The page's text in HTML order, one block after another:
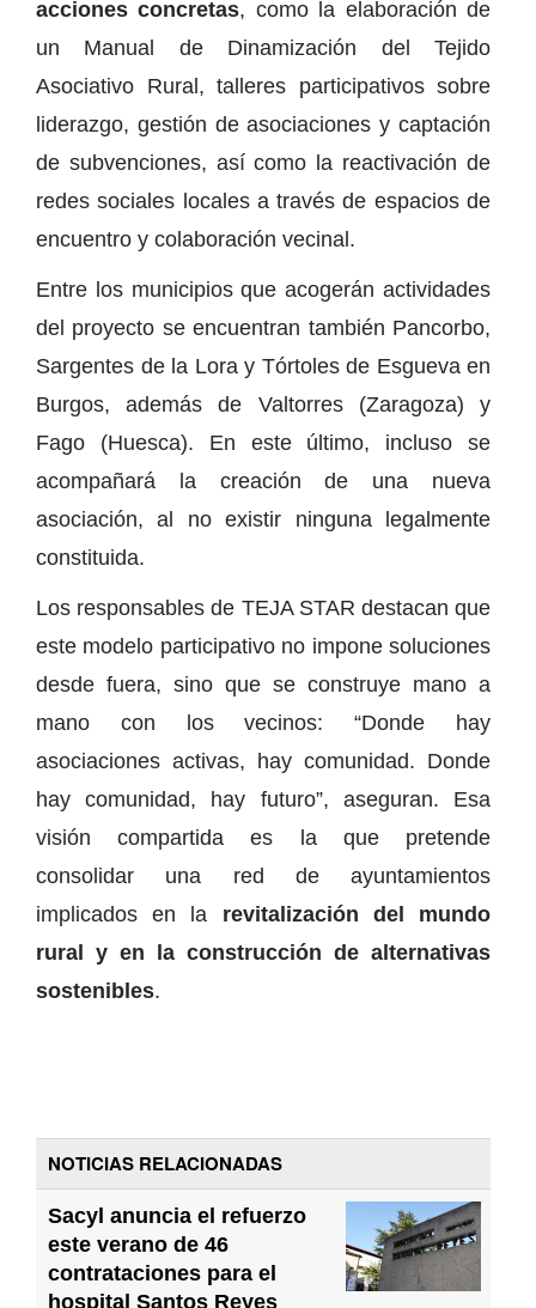
acciones concretas, como la elaboración de
un Manual de Dinamización del Tejido
Asociativo Rural, talleres participativos sobre
liderazgo, gestión de asociaciones y captación
de subvenciones, así como la reactivación de
redes sociales locales a través de espacios de
encuentro y colaboración vecinal.
Entre los municipios que acogerán actividades
del proyecto se encuentran también Pancorbo,
Sargentes de la Lora y Tórtoles de Esgueva en
Burgos, además de Valtorres (Zaragoza) y
Fago (Huesca). En este último, incluso se
acompañará la creación de una nueva
asociación, al no existir ninguna legalmente
constituida.
Los responsables de TEJA STAR destacan que
este modelo participativo no impone soluciones
desde fuera, sino que se construye mano a
mano con los vecinos: “Donde hay
asociaciones activas, hay comunidad. Donde
hay comunidad, hay futuro”, aseguran. Esa
visión compartida es la que pretende
consolidar una red de ayuntamientos
implicados en la revitalización del mundo
rural y en la construcción de alternativas
sostenibles.
NOTICIAS RELACIONADAS
Sacyl anuncia el refuerzo
este verano de 46
contrataciones para el
hospital Santos Reyes